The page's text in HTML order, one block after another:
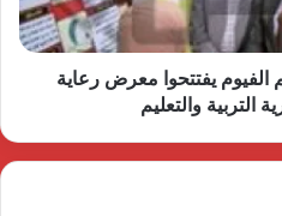
الفيوم يفتتحوا معرض رعاية
التربية والتعليم